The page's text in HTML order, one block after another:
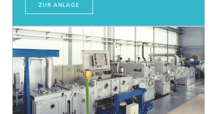
ZUR ANLAGE